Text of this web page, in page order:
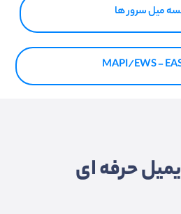
میل سرور ها
حرفه ای